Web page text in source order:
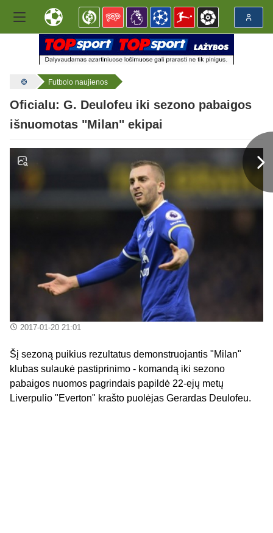
Futbolo naujienos
Oficialu: G. Deulofeu iki sezono pabaigos
išnuomotas "Milan" ekipai
2017-01-20 21:01
Šį sezoną puikius rezultatus demonstruojantis "Milan"
klubas sulaukė pastiprinimo - komandą iki sezono
pabaigos nuomos pagrindais papildė 22-ejų metų
Liverpulio "Everton" krašto puolėjas Gerardas Deulofeu.